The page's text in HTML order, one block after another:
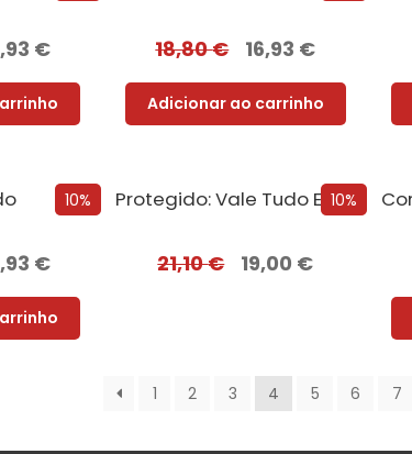
€ 18,80€ 16,93 €
Adicionar ao carrinho
10%
€
10%
Protegido: Vale Tudo Edição com EDGES
21,10€ 19,00 €
1 2 3 4 5 6 7